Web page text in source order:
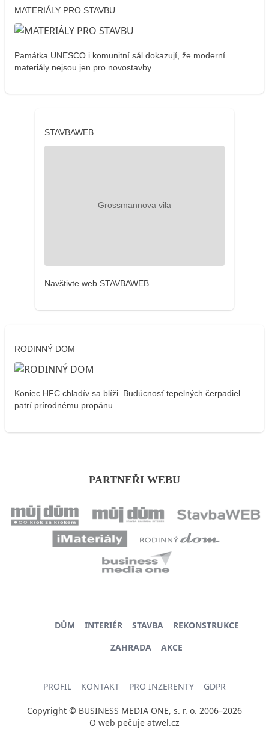
MATERIÁLY PRO STAVBU
Památka UNESCO i komunitní sál dokazují, že moderní
materiály nejsou jen pro novostavby
STAVBAWEB
Navštivte web STAVBAWEB
RODINNÝ DOM
Koniec HFC chladív sa blíži. Budúcnosť tepelných čerpadiel
patrí prírodnému propánu
PARTNEŘI WEBU
DŮM INTERIÉR STAVBA
REKONSTRUKCE
ZAHRADA
AKCE
PROFIL KONTAKT PRO INZERENTY GDPR
Copyright © BUSINESS MEDIA ONE, s. r. o. 2006–2026